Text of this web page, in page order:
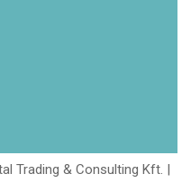
Trading & Consulting Kft. |